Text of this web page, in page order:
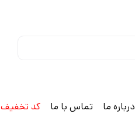
درباره ما تماس با ما کد تخفیف